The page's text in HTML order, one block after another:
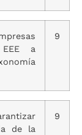
a
9
de la
9